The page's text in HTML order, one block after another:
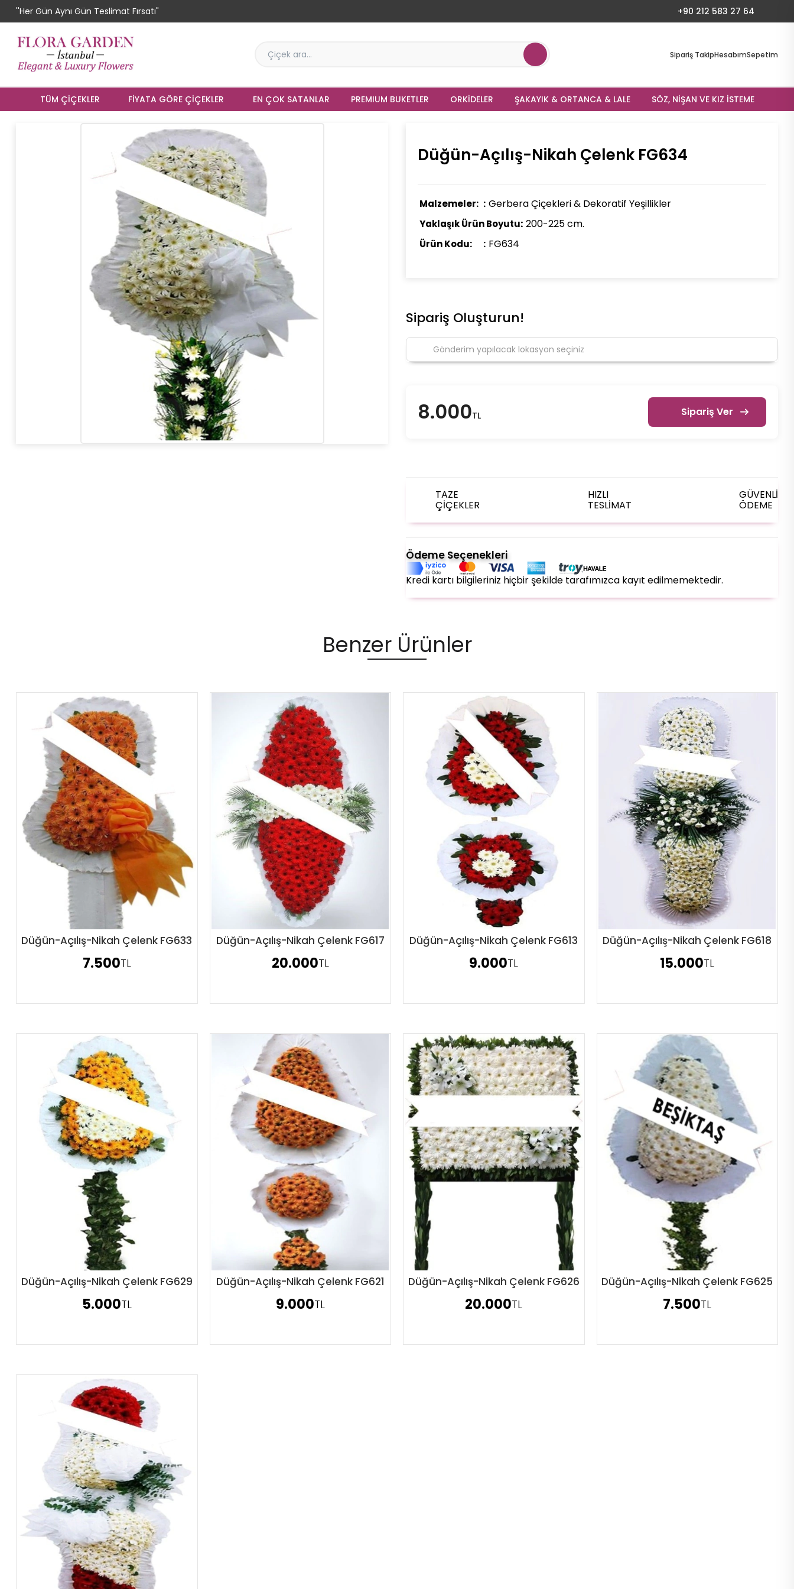
''Her Gün Aynı Gün Teslimat Fırsatı" +90 212 583 27 64
Sipariş TakipHesabımSepetim
TÜM ÇIÇEKLER FIYATA GÖRE ÇIÇEKLER EN ÇOK SATANLAR PREMIUM BUKETLER ORKIDELER ŞAKAYIK & ORTANCA & LALE SÖZ, NIŞAN VE KIZ İSTEME
Düğün-Açılış-Nikah Çelenk FG634
Malzemeler: Gerbera Çiçekleri & Dekoratif Yeşillikler
Yaklaşık Ürün Boyutu: 200-225 cm.
Ürün Kodu: FG634
Sipariş Oluşturun!
8.000TL Sipariş Ver
TAZE
ÇİÇEKLER
HIZLI
TESLİMAT
GÜVENLİ
ÖDEME
Ödeme Seçenekleri
Kredi kartı bilgileriniz hiçbir şekilde tarafımızca kayıt edilmemektedir.
Benzer Ürünler
Sipariş Ver
Düğün-Açılış-Nikah Çelenk FG633
7.500TL
Sipariş Ver
Düğün-Açılış-Nikah Çelenk FG617
20.000TL
Sipariş Ver
Düğün-Açılış-Nikah Çelenk FG613
9.000TL
Sipariş Ver
Düğün-Açılış-Nikah Çelenk FG618
15.000TL
Sipariş Ver
Düğün-Açılış-Nikah Çelenk FG629
5.000TL
Sipariş Ver
Düğün-Açılış-Nikah Çelenk FG621
9.000TL
Sipariş Ver
Düğün-Açılış-Nikah Çelenk FG626
20.000TL
Sipariş Ver
Düğün-Açılış-Nikah Çelenk FG625
7.500TL